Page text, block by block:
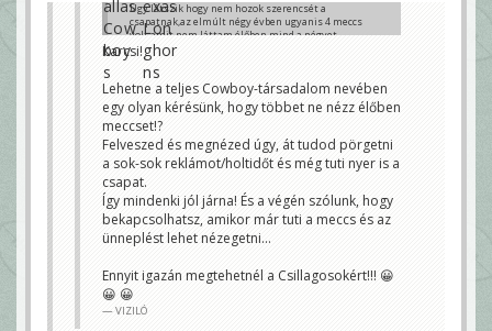
Ugy látszik hogy nem hozok szerencsét a
csapatnak,az elmúlt négy évben ugyanis 4 meccs
volt amit nem láttam élőben,mind a négyet
nyertük,na mind1.Lényeg hogy nyertünk.(Csak egy
érdekes adat ami most jutott eszembe,tavaly is
meg idén is Ratlif szerezte meg a szezonban az első
sack-et és Jenkins az első interception-t)
Cowboykarcsi
Karcsi!
Lehetne a teljes Cowboy-társadalom nevében
egy olyan kérésünk, hogy többet ne nézz élőben
meccset!?
Felveszed és megnézed úgy, át tudod pörgetni
a sok-sok reklámot/holtidőt és még tuti nyer is a
csapat.
Így mindenki jól járna! És a végén szólunk, hogy
bekapcsolhatsz, amikor már tuti a meccs és az
ünneplést lehet nézegetni...
Ennyit igazán megtehetnél a Csillagosokért!!! 😀
😀 😀
VIZILÓ